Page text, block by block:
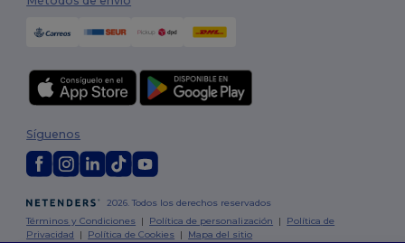
2026. Todos los derechos reservados
Términos y Condiciones | Política de personalización | Política de
Privacidad | Política de Cookies | Mapa del sitio
Síguenos